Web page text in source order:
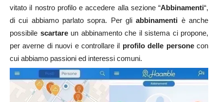
vitato il nostro profilo e accedere alla sezione “Abbinamenti“,
di cui abbiamo parlato sopra. Per gliabbinamenti è anche
possibile scartareun abbinamento che il sistema ci propone,
per averne di nuovi e controllare il profilo delle personecon
cui abbiamo passioni ed interessi comuni.